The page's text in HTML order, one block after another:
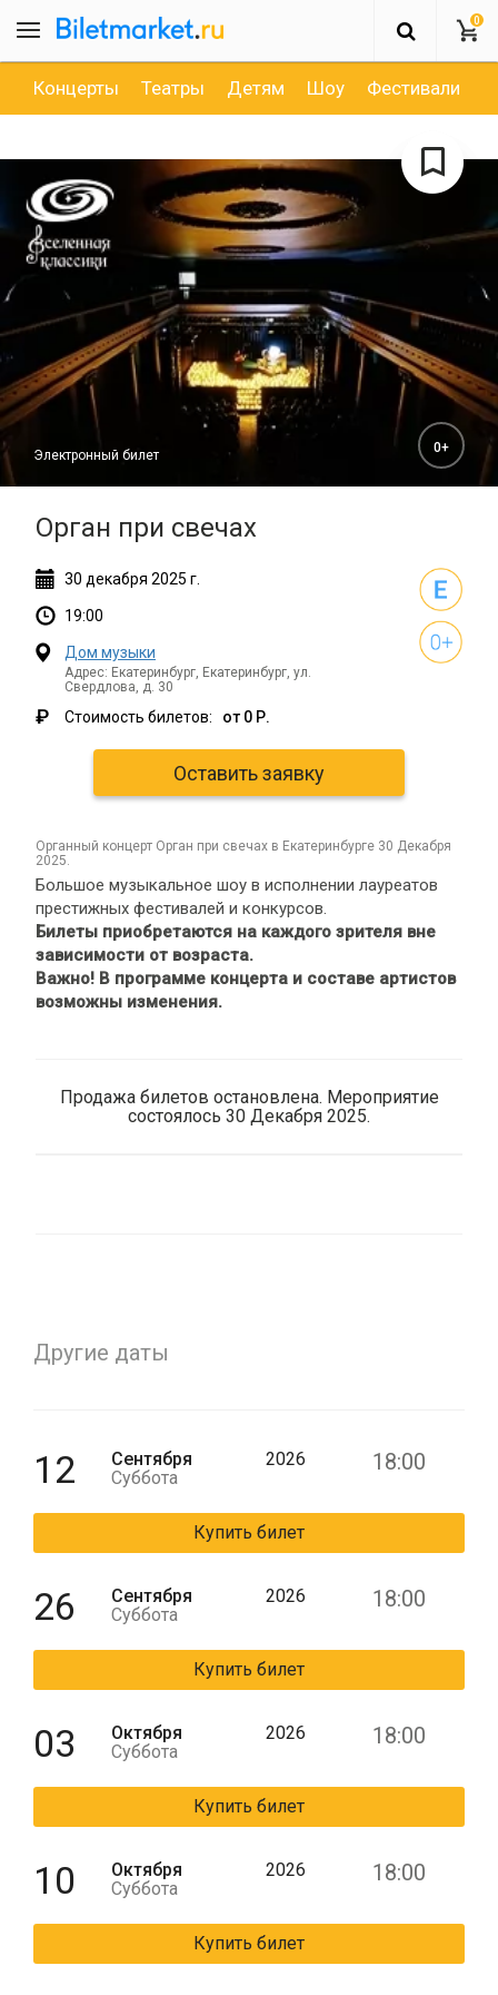
0
Концерты Театры Детям Шоу Фестивали
Орган при свечах
Электронный билет 0+
30 декабря 2025 г.
19:00
Дом музыки
Адрес: Екатеринбург, Екатеринбург, ул.
Свердлова, д. 30
₽ Стоимость билетов: от 0 Р.
Оставить заявку
органный концерт Орган при свечах в Екатеринбурге 30 Декабря
2025.
Большое музыкальное шоу в исполнении лауреатов
престижных фестивалей и конкурсов.
Билеты приобретаются на каждого зрителя вне
зависимости от возраста.
Важно! В программе концерта и составе артистов
возможны изменения.
Продажа билетов остановлена. Мероприятие
состоялось 30 Декабря 2025.
Другие даты
12
Сентября
Суббота
2026 18:00
Купить билет
26
Сентября
Суббота
2026 18:00
Купить билет
03
Октября
Суббота
2026 18:00
Купить билет
10
Октября
Суббота
2026 18:00
Купить билет